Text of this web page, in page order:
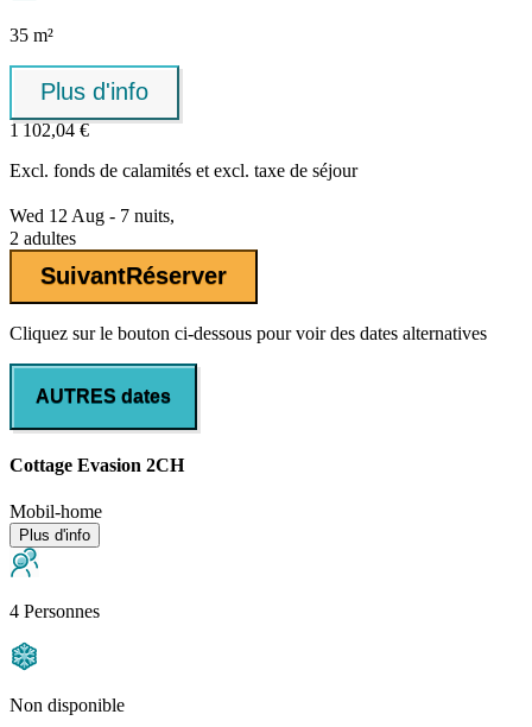
35 m²
Plus d'info
1 102,04 €
Excl. fonds de calamités et excl. taxe de séjour
Wed 12 Aug - 7 nuits,
2 adultes
SuivantRéserver
Cliquez sur le bouton ci-dessous pour voir des dates alternatives
AUTRES dates
Cottage Evasion 2CH
Mobil-home
Plus d'info
4 Personnes
Non disponible